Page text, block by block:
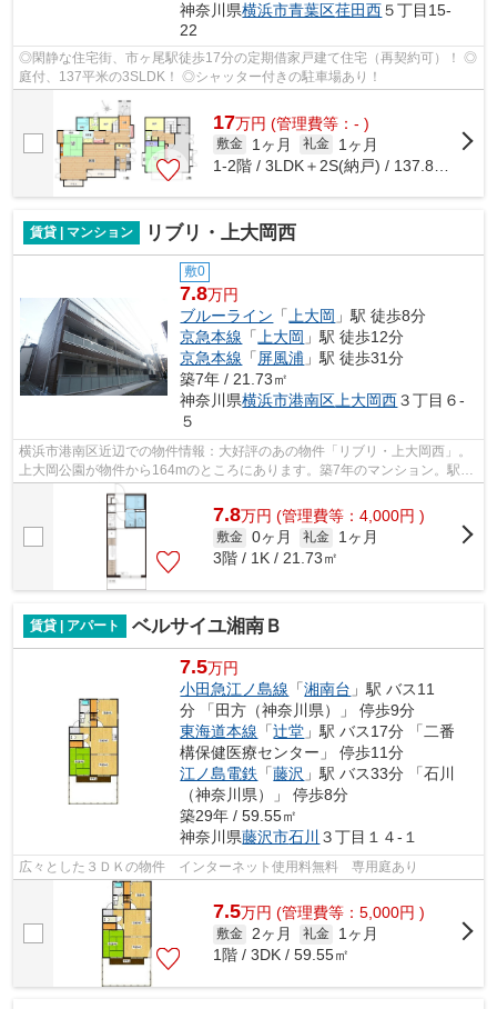
神奈川県横浜市青葉区荏田西５丁目15-
22
◎閑静な住宅街、市ヶ尾駅徒歩17分の定期借家戸建て住宅（再契約可）！ ◎
庭付、137平米の3SLDK！ ◎シャッター付きの駐車場あり！
17万円 (管理費等：- )
敷金 1ヶ月 礼金
1ヶ月
賃貸 | マンション リブリ・上大岡西
敷0
7.8万円
ブルーライン 「 上大岡 」駅 徒歩8分
京急本線 「 上大岡 」駅 徒歩12分
京急本線 「 屏風浦 」駅 徒歩31分
築7年 / 21.73㎡
神奈川県横浜市港南区 上大岡西３丁目６-
５
横浜市港南区近辺での物件情報：大好評のあの物件「リブリ・上大岡西」。
上大岡公園が物件から164mのところにあります。築7年のマンション。駅か
ら徒歩8分に立地する、魅力的な駅近物...
7.8万円 (管理費等：4,000円 )
敷金 0ヶ月 礼金
1ヶ月
3階 / 1K / 21.73㎡
賃貸 | アパート ベルサイユ湘南Ｂ
7.5万円
小田急江ノ島線 「湘南台 」駅 バス11
分 「田方（神奈川県）」 停歩9分
東海道本線 「辻堂 」駅 バス17分 「二番
構保健医療センター」 停歩11分
江ノ島電鉄 「藤沢 」駅 バス33分 「石川
（神奈川県）」 停歩8分
築29年 / 59.55㎡
神奈川県藤沢市石川 ３丁目１４-１
広々とした３ＤＫの物件 インターネット使用料無料 専用庭あり
7.5万円 (管理費等：5,000円 )
敷金 2ヶ月 礼金
1ヶ月
1階 / 3DK / 59.55㎡